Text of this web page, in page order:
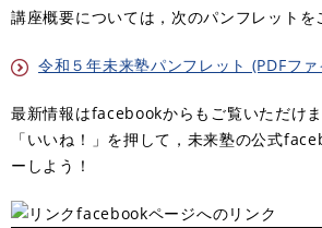
講座概要については，次のパンフレットを
令和５年未来塾パンフレット (PDFフ
最新情報はfacebookからもご覧いただけま
「いいね！」を押して，未来塾の公式
ーしよう！
facebookページへのリンク